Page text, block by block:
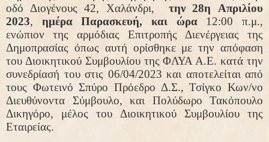
οδό Διογένους 42, Χαλάνδρι,
την 28η
Απριλίου
2023, ημέρα Παρασκευή, και ώρα
12:00 π.μ.,
ενώπιον της αρμόδιας Επιτροπής Διενέργειας της
Δημοπρασίας όπως αυτή ορίσθηκε με την απόφαση
του Διοικητικού Συμβουλίου της ΦΛΥΑ Α.Ε. κατά την
συνεδρίασή του στις 06/04/2023 και αποτελείται από
τους Φωτεινό Σπύρο Πρόεδρο Δ.Σ., Τσίγκο Κων/νο
Διευθύνοντα Σύμβουλο, και Πολύδωρο Τακόπουλο
Δικηγόρο, μέλος του Διοικητικού Συμβουλίου της
Εταιρείας.